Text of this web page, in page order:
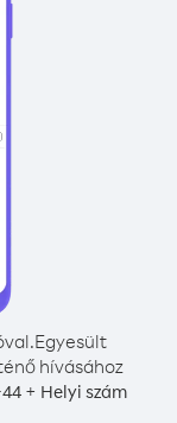
Egyesült
hívásához
44+ Helyi szám